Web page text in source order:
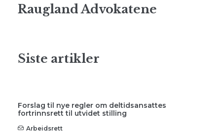
Raugland Advokatene
Siste artikler
Forslag til nye regler om deltidsansattes
fortrinnsrett til utvidet stilling
Arbeidsrett